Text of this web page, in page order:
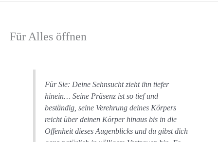
Für Alles öffnen
Für Sie: Deine Sehnsucht zieht ihn tiefer
hinein… Seine Präsenz ist so tief und
beständig, seine Verehrung deines Körpers
reicht über deinen Körper hinaus bis in die
Offenheit dieses Augenblicks und du gibst dich